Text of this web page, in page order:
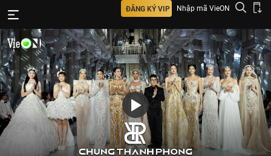
ĐĂNG KÝ VIP Nhập mã VieON